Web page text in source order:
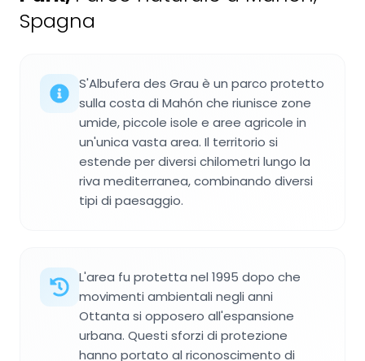
Spagna
S'Albufera des Grau è un parco protetto
sulla costa di Mahón che riunisce zone
umide, piccole isole e aree agricole in
un'unica vasta area. Il territorio si
estende per diversi chilometri lungo la
riva mediterranea, combinando diversi
tipi di paesaggio.
L'area fu protetta nel 1995 dopo che
movimenti ambientali negli anni
Ottanta si opposero all'espansione
urbana. Questi sforzi di protezione
hanno portato al riconoscimento di